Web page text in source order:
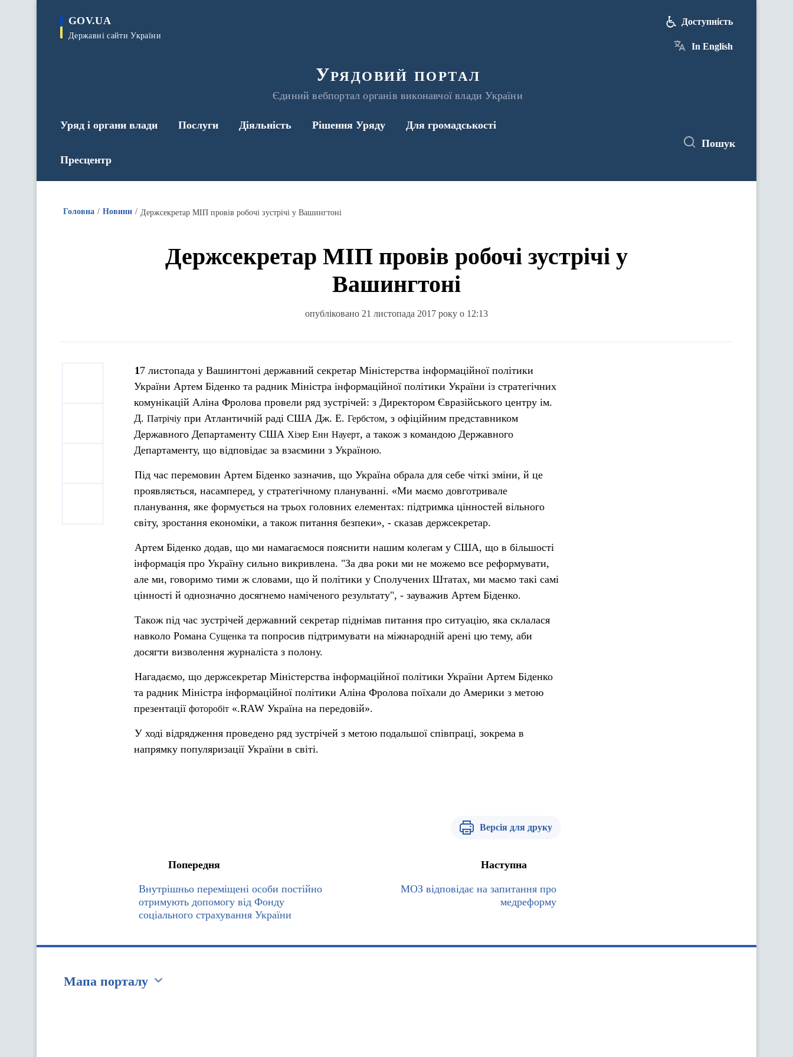
GOV.UA
Державні сайти України
Урядовий портал
Єдиний вебпортал органів виконавчої влади України
Доступність
In English
Уряд і органи влади Послуги Діяльність Рішення Уряду Для громадськості
Пресцентр
Пошук
Головна Новини Держсекретар МІП провів робочі зустрічі у Вашингтоні
Держсекретар МІП провів робочі зустрічі у
Вашингтоні
опубліковано 21 листопада 2017 року о 12:13
17 листопада у Вашингтоні державний секретар Міністерства інформаційної політики
України Артем Біденко та радник Міністра інформаційної політики України із стратегічних
комунікацій Аліна Фролова провели ряд зустрічей: з Директором Євразійського центру ім.
Д. Патрічіу при Атлантичній раді США Дж. Е. Гербстом, з офіційним представником
Державного Департаменту США Хізер Енн Науерт, а також з командою Державного
Департаменту, що відповідає за взаємини з Україною.
Під час перемовин Артем Біденко зазначив, що Україна обрала для себе чіткі зміни, й це
проявляється, насамперед, у стратегічному плануванні. «Ми маємо довготривале
планування, яке формується на трьох головних елементах: підтримка цінностей вільного
світу, зростання економіки, а також питання безпеки», - сказав держсекретар.
Артем Біденко додав, що ми намагаємося пояснити нашим колегам у США, що в більшості
інформація про Україну сильно викривлена. "За два роки ми не можемо все реформувати,
але ми, говоримо тими ж словами, що й політики у Сполучених Штатах, ми маємо такі самі
цінності й однозначно досягнемо наміченого результату", - зауважив Артем Біденко.
Також під час зустрічей державний секретар піднімав питання про ситуацію, яка склалася
навколо Романа Сущенка та попросив підтримувати на міжнародній арені цю тему, аби
досягти визволення журналіста з полону.
Нагадаємо, що держсекретар Міністерства інформаційної політики України Артем Біденко
та радник Міністра інформаційної політики Аліна Фролова поїхали до Америки з метою
презентації фоторобіт «.RAW Україна на передовій».
У ході відрядження проведено ряд зустрічей з метою подальшої співпраці, зокрема в
напрямку популяризації України в світі.
Версія для друку
Попередня
Внутрішньо переміщені особи постійно
отримують допомогу від Фонду
соціального страхування України
Наступна
МОЗ відповідає на запитання про
медреформу
Мапа порталу